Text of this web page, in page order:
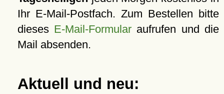
Ihr E-Mail-Postfach. Zum Bestellen bitte
dieses E-Mail-Formular aufrufen und die
Mail absenden.
Aktuell und neu: